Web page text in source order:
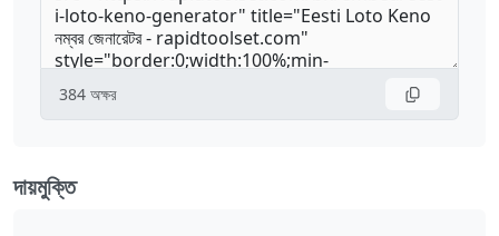
384 অক্ষর
দায়মুক্তি